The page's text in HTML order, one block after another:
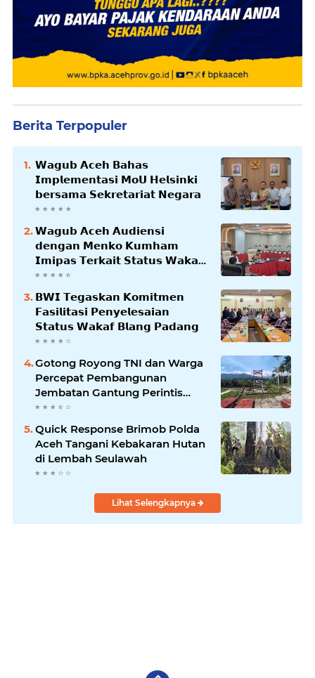
Berita Terpopuler
𝗪𝗮𝗴𝘂𝗯 𝗔𝗰𝗲𝗵 𝗕𝗮𝗵𝗮𝘀
𝗜𝗺𝗽𝗹𝗲𝗺𝗲𝗻𝘁𝗮𝘀𝗶 𝗠𝗼𝗨 𝗛𝗲𝗹𝘀𝗶𝗻𝗸𝗶
𝗯𝗲𝗿𝘀𝗮𝗺𝗮 𝗦𝗲𝗸𝗿𝗲𝘁𝗮𝗿𝗶𝗮𝘁 𝗡𝗲𝗴𝗮𝗿𝗮
𝗪𝗮𝗴𝘂𝗯 𝗔𝗰𝗲𝗵 𝗔𝘂𝗱𝗶𝗲𝗻𝘀𝗶
𝗱𝗲𝗻𝗴𝗮𝗻 𝗠𝗲𝗻𝗸𝗼 𝗞𝘂𝗺𝗵𝗮𝗺
𝗜𝗺𝗶𝗽𝗮𝘀 𝗧𝗲𝗿𝗸𝗮𝗶𝘁 𝗦𝘁𝗮𝘁𝘂𝘀 𝗪𝗮𝗸𝗮𝗳
𝗕𝗹𝗮𝗻𝗴𝗽𝗮𝗱𝗮𝗻𝗴
𝗕𝗪𝗜 𝗧𝗲𝗴𝗮𝘀𝗸𝗮𝗻 𝗞𝗼𝗺𝗶𝘁𝗺𝗲𝗻
𝗙𝗮𝘀𝗶𝗹𝗶𝘁𝗮𝘀𝗶 𝗣𝗲𝗻𝘆𝗲𝗹𝗲𝘀𝗮𝗶𝗮𝗻
𝗦𝘁𝗮𝘁𝘂𝘀 𝗪𝗮𝗸𝗮𝗳 𝗕𝗹𝗮𝗻𝗴 𝗣𝗮𝗱𝗮𝗻𝗴
Gotong Royong TNI dan Warga
Percepat Pembangunan
Jembatan Gantung Perintis
Kuta Ujung Aceh Tenggara
Quick Response Brimob Polda
Aceh Tangani Kebakaran Hutan
di Lembah Seulawah
Lihat Selengkapnya